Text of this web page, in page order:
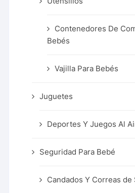
Contenedores De
Bebés
Vajilla Para Bebés
Juguetes
Deportes Y Juegos Al
Seguridad Para Bebé
Candados Y Correas de